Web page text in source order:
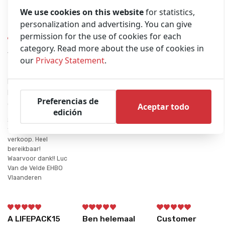
Opiniones
Snelle levering
en topservice
Publicado por
EHBO Vlaanderen
on 11/10/2021
Snelle levering en
topservice na
verkoop. Heel
bereikbaar!
Waarvoor dank!! Luc
Van de Velde EHBO
Vlaanderen
Excelent
material
06/10/2021
Preiswerte
Produkte, Qualität
A LIFEPACK15
Ben helemaal
Customer
We use cookies on this websitefor statistics,
personalization and advertising. You can give
permission for the use of cookies for each
category. Read more about the use of cookies in
our Privacy Statement.
Preferencias de
edición
Aceptar todo